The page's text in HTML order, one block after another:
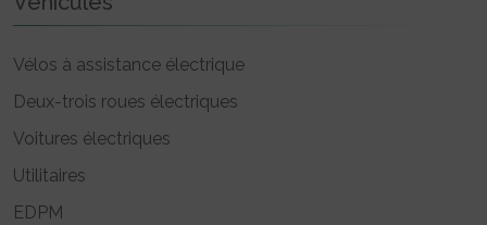
Vélos à assistance électrique
Deux-trois roues électriques
Voitures électriques
Utilitaires
EDPM